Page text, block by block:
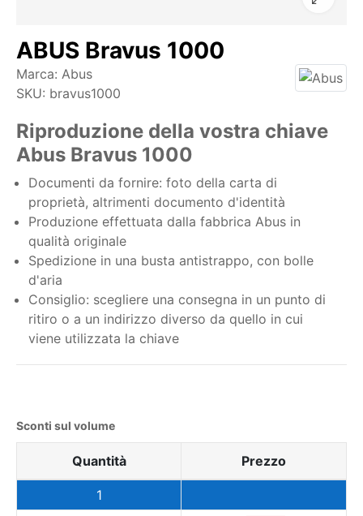
ABUS Bravus 1000
Marca: Abus
SKU: bravus1000
Riproduzione della vostra chiave
Abus Bravus 1000
Documenti da fornire: foto della carta di
proprietà, altrimenti documento d'identità
Produzione effettuata dalla fabbrica Abus in
qualità originale
Spedizione in una busta antistrappo, con bolle
d'aria
Consiglio: scegliere una consegna in un punto di
ritiro o a un indirizzo diverso da quello in cui
viene utilizzata la chiave
Sconti sul volume
Quantità Prezzo
1